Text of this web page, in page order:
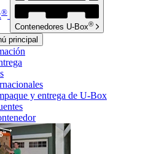
®
Contenedores U-Box®
principal
y entrega de U-Box